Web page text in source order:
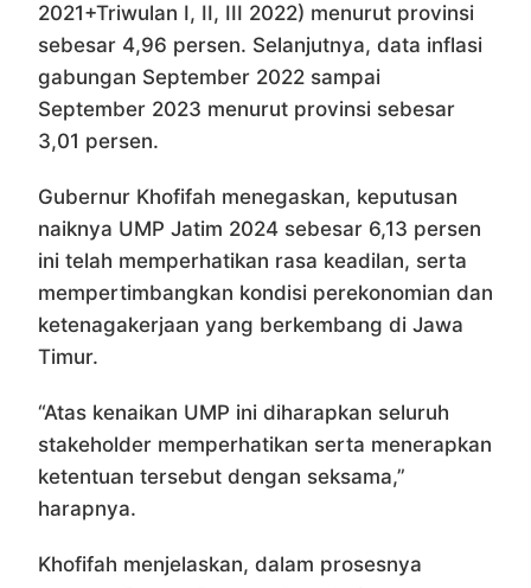
2021+Triwulan I, II, III 2022) menurut provinsi
sebesar 4,96 persen. Selanjutnya, data inflasi
gabungan September 2022 sampai
September 2023 menurut provinsi sebesar
3,01 persen.
Gubernur Khofifah menegaskan, keputusan
naiknya UMP Jatim 2024 sebesar 6,13 persen
ini telah memperhatikan rasa keadilan, serta
mempertimbangkan kondisi perekonomian dan
ketenagakerjaan yang berkembang di Jawa
Timur.
“Atas kenaikan UMP ini diharapkan seluruh
stakeholder memperhatikan serta menerapkan
ketentuan tersebut dengan seksama,”
harapnya.
Khofifah menjelaskan, dalam prosesnya